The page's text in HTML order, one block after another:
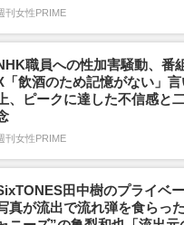
刊女性PRIME
職員への性加害騒動、番
「飲酒のため記憶がない」
上、ピークに達した不信感と
刊女性PRIME
田中樹のプライベ
真が流出で流れ弾を食らっ